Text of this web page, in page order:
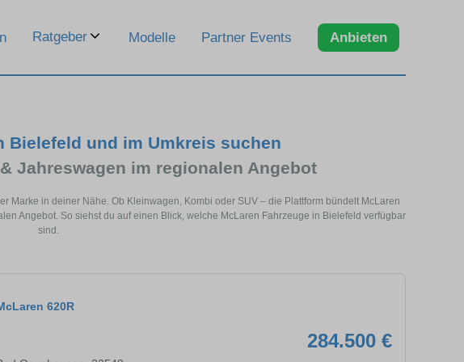
Ratgeber Modelle Partner Events Anbieten
Bielefeld und im Umkreis suchen
Jahreswagen im regionalen Angebot
Marke in deiner Nähe. Ob Kleinwagen, Kombi oder SUV – die Plattform bündelt McLaren
Angebot. So siehst du auf einen Blick, welche McLaren Fahrzeuge in Bielefeld verfügbar
sind.
620R
284.500 €